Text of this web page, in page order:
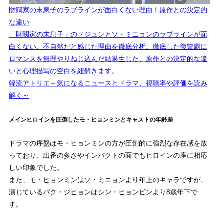
財閥家の末息子のラブラインが面白くない理由！原作との決定的
な違い
「財閥家の末息子」のドジュンとソ・ミニョンのラブラインが面
白くない、不自然だと感じた理由を徹底分析。徹底した復讐劇に
ロマンスを無理やりねじ込んだ結果生じた、原作との決定的な違
いと心理描写の空白を紐解きます。
韓流アトリエ～気になるニュースとドラマ、視聴率や評価を読み
解く～
メインヒロインを圧倒したモ・ヒョンミンとキャストの年齢差
ドラマの序盤はモ・ヒョンミンの方が圧倒的に強烈な存在感を放
っており、出番の多さやインパクトの面でもヒロインの座に相応
しい印象でした。
また、モ・ヒョンミンはソ・ミニョンより年上のキャラですが、
演じているパク・ジヒョンはシン・ヒョンビンより8歳年下で
す。